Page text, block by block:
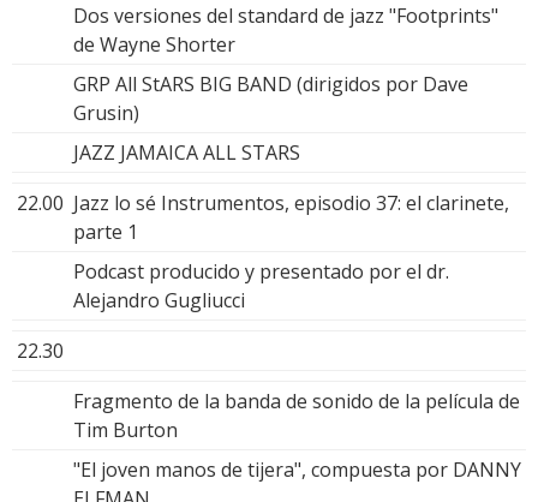
Dos versiones del standard de jazz "Footprints"
de Wayne Shorter
GRP All StARS BIG BAND (dirigidos por Dave
Grusin)
JAZZ JAMAICA ALL STARS
22.00 Jazz lo sé Instrumentos, episodio 37: el clarinete,
parte 1
Podcast producido y presentado por el dr.
Alejandro Gugliucci
22.30
Fragmento de la banda de sonido de la película de
Tim Burton
"El joven manos de tijera", compuesta por DANNY